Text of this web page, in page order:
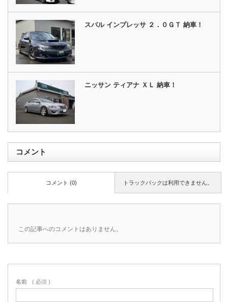
スバル インプレッサ ２．０ＧＴ 納車！
ニッサン ティアナ ＸＬ 納車！
コメント
トラックバックは利用できません。
コメント (0)
この記事へのコメントはありません。
名前 ( 必須 )